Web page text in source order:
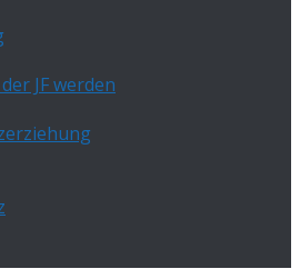
JF werden